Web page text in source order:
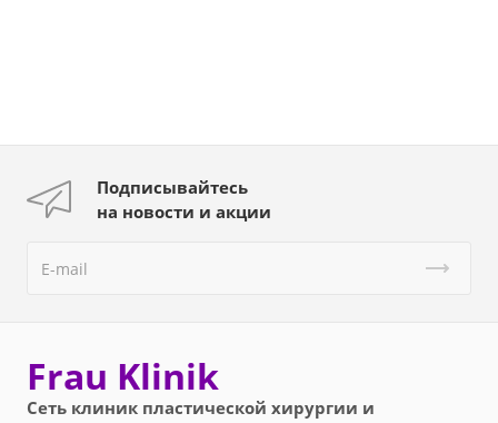
Подписывайтесь
на новости и акции
Frau Klinik
Сеть клиник пластической хирургии и